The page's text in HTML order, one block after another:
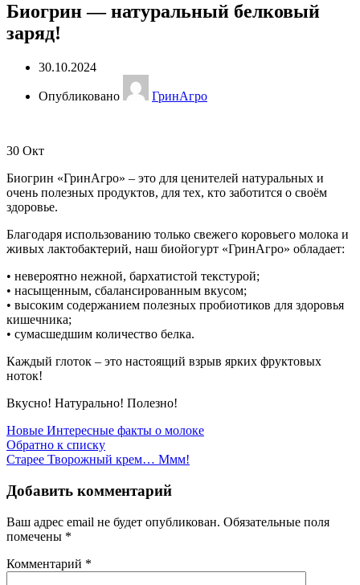
Биогрин — натуральный белковый
заряд!
30.10.2024
Опубликовано ГринАгро
30 Окт
Биогрин «ГринАгро» – это для ценителей натуральных и
очень полезных продуктов, для тех, кто заботится о своём
здоровье.
Благодаря использованию только свежего коровьего молока и
живых лактобактерий, наш биойогурт «ГринАгро» обладает:
• невероятно нежной, бархатистой текстурой;
• насыщенным, сбалансированным вкусом;
• высоким содержанием полезных пробиотиков для здоровья
кишечника;
• сумасшедшим количество белка.
Каждый глоток – это настоящий взрыв ярких фруктовых
ноток!
Вкусно! Натурально! Полезно!
Новые Интересные факты о молоке
Обратно к списку
Старее Творожный крем… Ммм!
Добавить комментарий
Ваш адрес email не будет опубликован. Обязательные поля
помечены *
Комментарий *